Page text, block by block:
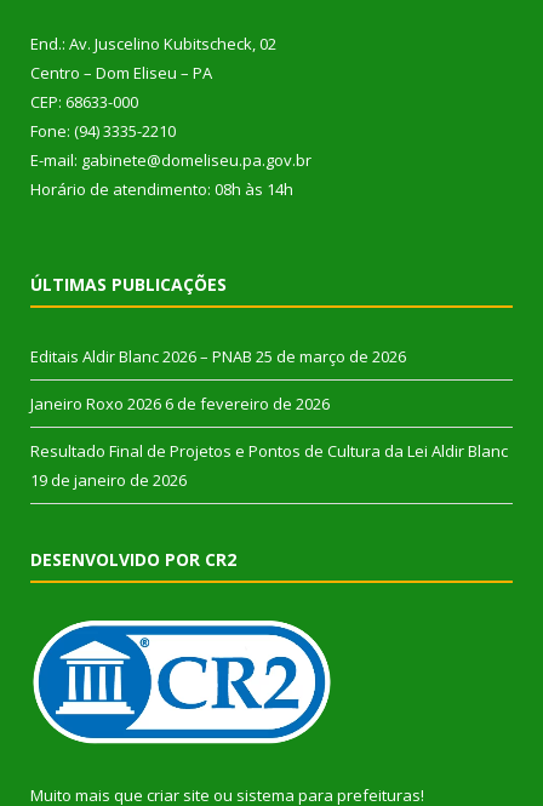
End.: Av. Juscelino Kubitscheck, 02
Centro – Dom Eliseu – PA
CEP: 68633-000
Fone: (94) 3335-2210
E-mail: gabinete@domeliseu.pa.gov.br
Horário de atendimento: 08h às 14h
ÚLTIMAS PUBLICAÇÕES
Editais Aldir Blanc 2026 – PNAB 25 de março de 2026
Janeiro Roxo 2026 6 de fevereiro de 2026
Resultado Final de Projetos e Pontos de Cultura da Lei Aldir Blanc
19 de janeiro de 2026
DESENVOLVIDO POR CR2
Muito mais que criar site ou sistema para prefeituras!